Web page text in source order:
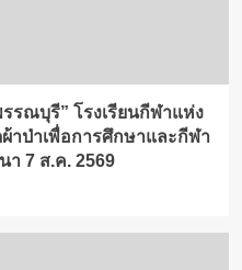
รณบุรี” โรงเรียนกีฬาแห่ง
าป่าเพื่อการศึกษาและกีฬา
7 ส.ค. 2569